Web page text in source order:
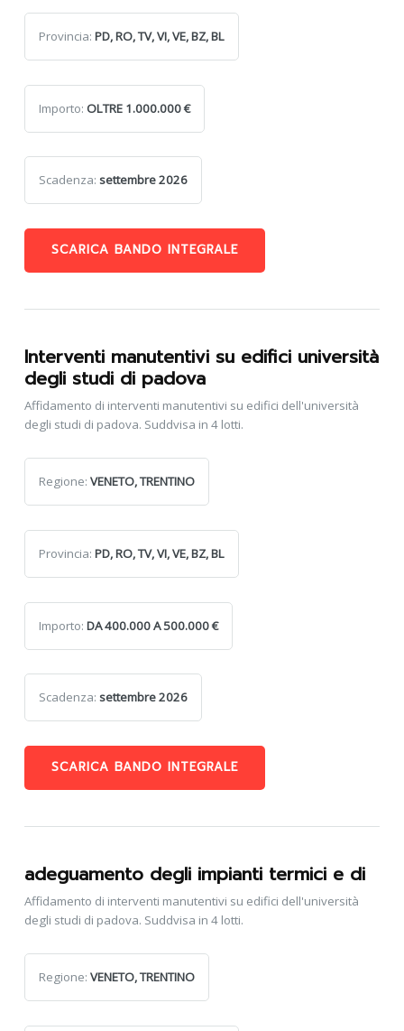
Provincia: PD, RO, TV, VI, VE, BZ, BL
Importo: OLTRE 1.000.000 €
Scadenza: settembre 2026
SCARICA BANDO INTEGRALE
Interventi manutentivi su edifici università
degli studi di padova
Affidamento di interventi manutentivi su edifici dell'università
degli studi di padova. Suddvisa in 4 lotti.
Regione: VENETO, TRENTINO
Provincia: PD, RO, TV, VI, VE, BZ, BL
Importo: DA 400.000 A 500.000 €
Scadenza: settembre 2026
SCARICA BANDO INTEGRALE
adeguamento degli impianti termici e di
Affidamento di interventi manutentivi su edifici dell'università
degli studi di padova. Suddvisa in 4 lotti.
Regione: VENETO, TRENTINO